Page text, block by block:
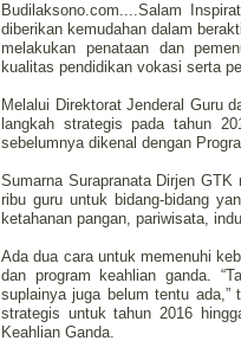
Budilaksono.com....Salam
diberikan kemudahan dalam
melakukan penataan dan
kualitas pendidikan vokasi serta
Melalui Direktorat Jenderal Guru
langkah strategis pada tahun
sebelumnya dikenal dengan
Sumarna Surapranata Dirjen
ribu guru untuk bidang-bidang
ketahanan pangan, pariwisata,
Ada dua cara untuk memenuhi
dan program keahlian ganda.
suplainya juga belum tentu
strategis untuk tahun 2016
Keahlian Ganda.